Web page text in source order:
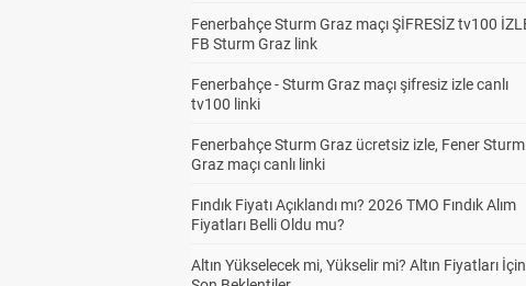
Fenerbahçe Sturm Graz maçı ŞİFRESİZ tv100
FB Sturm Graz link
Fenerbahçe - Sturm Graz maçı şifresiz izle canlı
tv100 linki
Fenerbahçe Sturm Graz ücretsiz izle, Fener Sturm
Graz maçı canlı linki
Fındık Fiyatı Açıklandı mı? 2026 TMO Fındık Alım
Fiyatları Belli Oldu mu?
Altın Yükselecek mi, Yükselir mi? Altın Fiyatları İçin